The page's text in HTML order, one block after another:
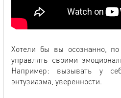
Хотели бы вы осознанно,
управлять своими
Например: вызывать у
энтузиазма, уверенности.